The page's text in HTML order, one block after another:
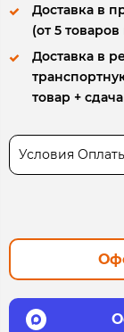
Доставка в
(от 5 товаров
Доставка в
товар +
Условия